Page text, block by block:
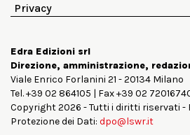
Privacy
Edra Edizioni srl
Direzione, amministrazione,
Viale Enrico Forlanini 21 - 20134 Milano
Tel. +39 02 864105 | Fax +39 02
Copyright 2026 - Tutti i diritti riservati -
Protezione dei Dati: dpo@lswr.it